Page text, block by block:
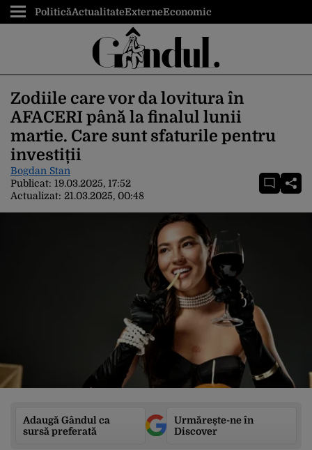
PoliticăActualitateExterneEconomic
Zodiile care vor da lovitura în
AFACERI până la finalul lunii
martie. Care sunt sfaturile pentru
investiții
Bogdan Stan
Publicat: 19.03.2025, 17:52
Actualizat: 21.03.2025, 00:48
Adaugă Gândul ca
sursă preferată
Urmărește-ne în
Discover